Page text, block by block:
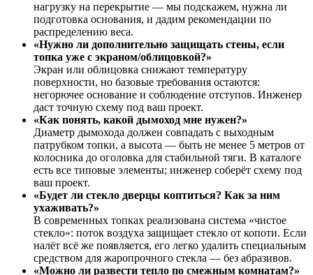
нагрузку на перекрытие — мы подскажем, нужна ли
подготовка основания, и дадим рекомендации по
распределению веса.
«Нужно ли дополнительно защищать стены, если
топка уже с экраном/облицовкой?»
Экран или облицовка снижают температуру
поверхности, но базовые требования остаются:
негорючее основание и соблюдение отступов. Инженер
даст точную схему под ваш проект.
«Как понять, какой дымоход мне нужен?»
Диаметр дымохода должен совпадать с выходным
патрубком топки, а высота — быть не менее 5 метров от
колосника до оголовка для стабильной тяги. В каталоге
есть все типовые элементы; инженер соберёт схему под
ваш проект.
«Будет ли стекло дверцы коптиться? Как за ним
ухаживать?»
В современных топках реализована система «чистое
стекло»: поток воздуха защищает стекло от копоти. Если
налёт всё же появляется, его легко удалить специальным
средством для жаропрочного стекла — без абразивов.
«Можно ли развести тепло по смежным комнатам?»